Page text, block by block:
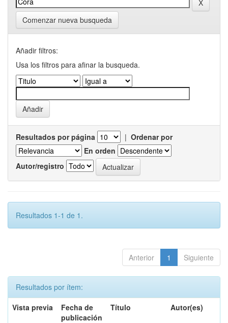
Comenzar nueva busqueda
Añadir filtros:
Usa los filtros para afinar la busqueda.
Resultados por página | Ordenar por
En orden
Autor/registro
Resultados 1-1 de 1.
Anterior 1 Siguiente
Resultados por ítem:
Vista previa
Fecha de
publicación
Título Autor(es)